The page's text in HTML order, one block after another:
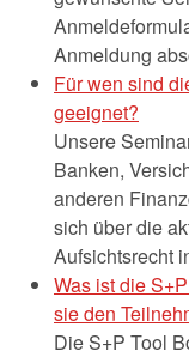
Anmeldung
Für wen sind
geeignet?
Unsere
Banken,
anderen
sich über die
Aufsichtsrecht
Was ist die
sie den
Die S+P Tool